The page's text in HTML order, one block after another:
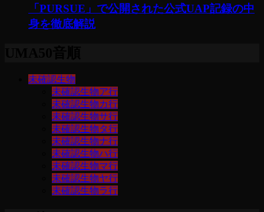
「PURSUE」で公開された公式UAP記録の中
身を徹底解説
未確認生物
未確認生物ア行
未確認生物カ行
未確認生物サ行
未確認生物タ行
未確認生物ナ行
未確認生物ハ行
未確認生物マ行
未確認生物ヤ行
未確認生物ラ行